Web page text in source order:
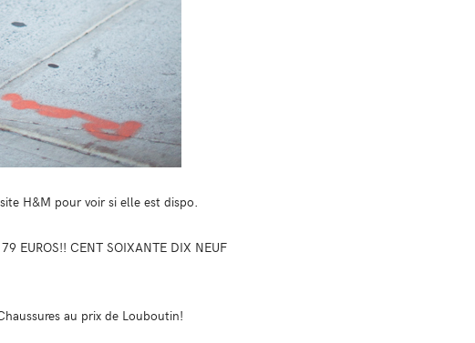
H&M pour voir si elle est dispo.
EUROS!! CENT SOIXANTE DIX NEUF
au prix de Louboutin!